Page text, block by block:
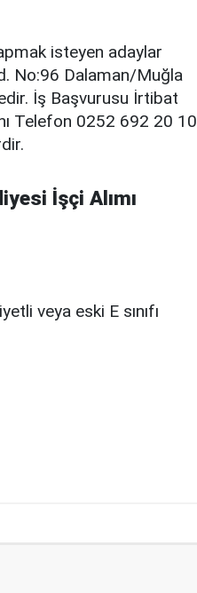
isteyen adaylar
No:96 Dalaman/Muğla
İş Başvurusu İrtibat
Telefon 0252 692 20 10
İşçi Alımı
veya eski E sınıfı